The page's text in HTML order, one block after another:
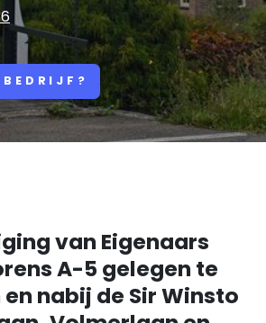
van Eigenaars
A-5 gelegen te
nabij de Sir Winsto